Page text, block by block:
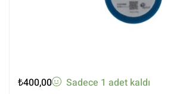
₺400,00 Sadece 1 adet kaldı